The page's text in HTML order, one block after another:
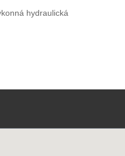
hydraulická